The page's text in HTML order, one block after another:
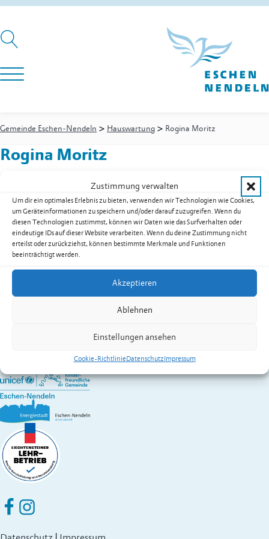
Zustimmung verwalten
Um dir ein optimales Erlebnis zu bieten, verwenden wir Technologien wie Cookies,
um Geräteinformationen zu speichern und/oder darauf zuzugreifen. Wenn du
diesen Technologien zustimmst, können wir Daten wie das Surfverhalten oder
eindeutige IDs auf dieser Website verarbeiten. Wenn du deine Zustimmung nicht
erteilst oder zurückziehst, können bestimmte Merkmale und Funktionen
beeinträchtigt werden.
Akzeptieren
Ablehnen
Einstellungen ansehen
Cookie-RichtlinieDatenschutzImpressum
Gemeinde Eschen-Nendeln > Hauswartung > Rogina Moritz
Rogina Moritz
Hauswartung
Fachmann Betriebsunterhalt FZ
Festnetz+423 377 50 22
Mobil+423 794 90 47
E-Mailmoritz.rogina@eschen.li
Erreichbar: Montag bis Freitag
Ansprechpartner & Kontakte
Fürstentum Liechtenstein
Eschen Nendeln auf Facebook
Eschen Nendeln auf Instagram